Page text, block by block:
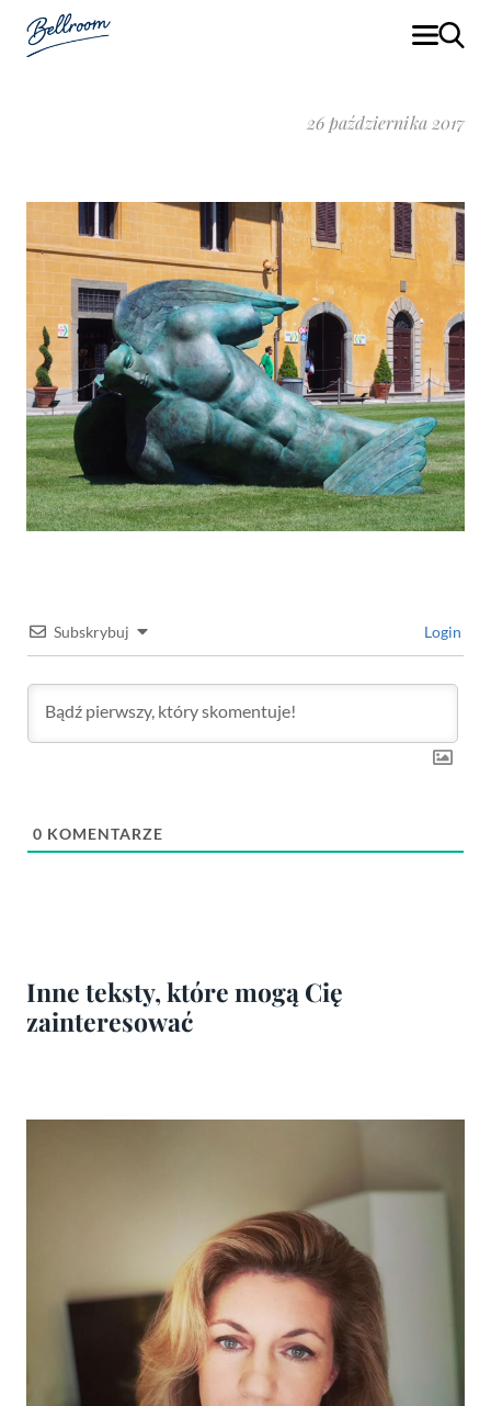
26 października 2017
Subskrybuj Login
0 KOMENTARZE
Inne teksty, które mogą Cię
zainteresować